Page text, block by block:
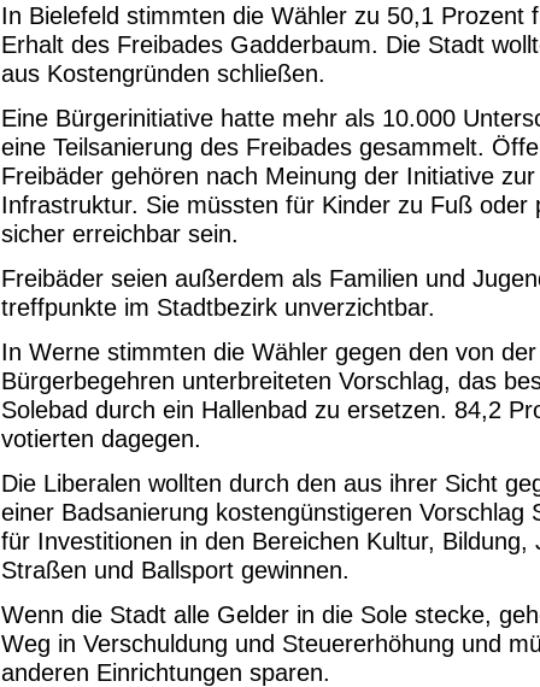
In Bielefeld stimmten die Wähler zu 50,1 Prozent
Erhalt des Freibades Gadderbaum. Die Stadt
aus Kostengründen schließen.
Eine Bürgerinitiative hatte mehr als 10.000
eine Teilsanierung des Freibades gesammelt.
Freibäder gehören nach Meinung der Initiative
Infra­struktur. Sie müssten für Kinder zu Fuß oder
sicher erreichbar sein.
Freibäder seien außerdem als Familien­ und
treffpunkte im Stadtbezirk unverzichtbar.
In Werne stimmten die Wähler gegen den von
Bürgerbegehren unterbreiteten Vorschlag, das
Solebad durch ein Hallenbad zu ersetzen. 84,2
votierten dagegen.
Die Liberalen wollten durch den aus ihrer Sicht
einer Badsanierung kostengünstigeren Vorschlag
für Investitionen in den Bereichen Kultur, Bildung,
Straßen und Ballsport gewinnen.
Wenn die Stadt alle Gelder in die Sole stecke,
Weg in Verschuldung und Steuererhöhung und
anderen Einrichtungen sparen.